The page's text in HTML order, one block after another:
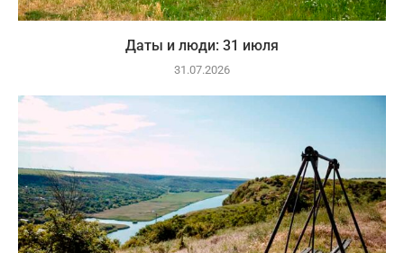
Даты и люди: 31 июля
31.07.2026